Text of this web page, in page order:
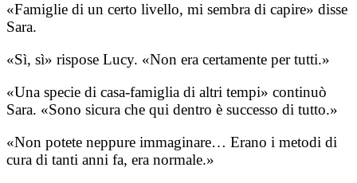
«Famiglie di un certo livello, mi sembra di capire» disse
Sara.
«Sì, sì» rispose Lucy. «Non era certamente per tutti.»
«Una specie di casa-famiglia di altri tempi» continuò
Sara. «Sono sicura che qui dentro è successo di tutto.»
«Non potete neppure immaginare… Erano i metodi di
cura di tanti anni fa, era normale.»